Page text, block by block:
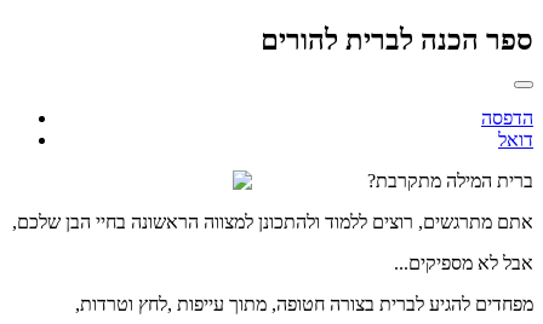
ספר הכנה לברית להורים
הדפסה
דואל
ברית המילה מתקרבת?
אתם מתרגשים, רוצים ללמוד ולהתכונן למצווה הראשונה בחיי הבן שלכם,
אבל לא מספיקים...
מפחדים להגיע לברית בצורה חטופה, מתוך עייפות ,לחץ וטרדות,